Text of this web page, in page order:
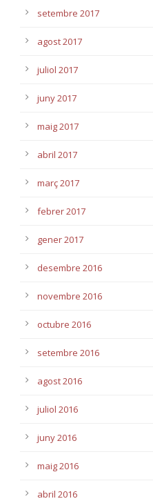
setembre 2017
agost 2017
juliol 2017
juny 2017
maig 2017
abril 2017
març 2017
febrer 2017
gener 2017
desembre 2016
novembre 2016
octubre 2016
setembre 2016
agost 2016
juliol 2016
juny 2016
maig 2016
abril 2016